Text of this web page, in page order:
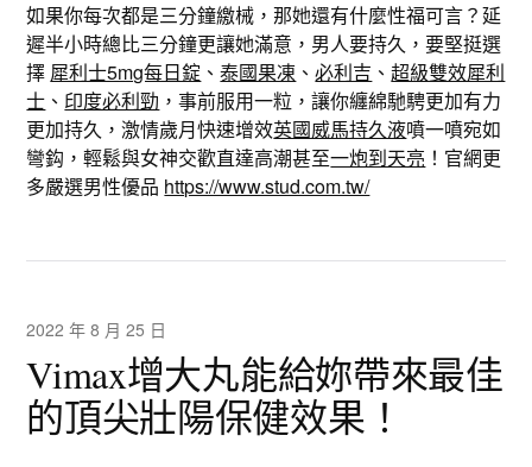
如果你每次都是三分鐘繳械，那她還有什麼性福可言？延
遲半小時總比三分鐘更讓她滿意，男人要持久，要堅挺選
擇 犀利士5mg每日錠 、泰國果凍 、必利吉 、超級雙效犀利
士 、 印度必利勁 ，事前服用一粒，讓你纏綿馳騁更加有力
更加持久，激情歲月快速增效英國威馬持久液噴一噴宛如
彎鈎，輕鬆與女神交歡直達高潮甚至一炮到天亮 ！官網更
多嚴選男性優品 https://www.stud.com.tw/
2022 年 8 月 25 日
Vimax增大丸能給妳帶來最佳
的頂尖壯陽保健效果！